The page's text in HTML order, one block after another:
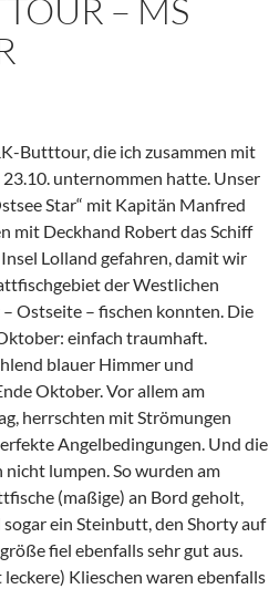
– MS
Butttour, die ich zusammen mit
unternommen hatte. Unser
Star“ mit Kapitän Manfred
mit Deckhand Robert das Schiff
Lolland gefahren, damit wir
der Westlichen
Ostseite – fischen konnten. Die
einfach traumhaft.
blauer Himmer und
Oktober. Vor allem am
herrschten mit Strömungen
Angelbedingungen. Und die
lumpen. So wurden am
(maßige) an Bord geholt,
ein Steinbutt, den Shorty auf
fiel ebenfalls sehr gut aus.
Klieschen waren ebenfalls